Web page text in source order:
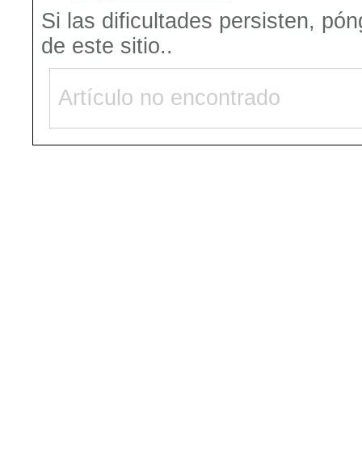
Si las dificultades persisten,
de este sitio..
Artículo no encontrado